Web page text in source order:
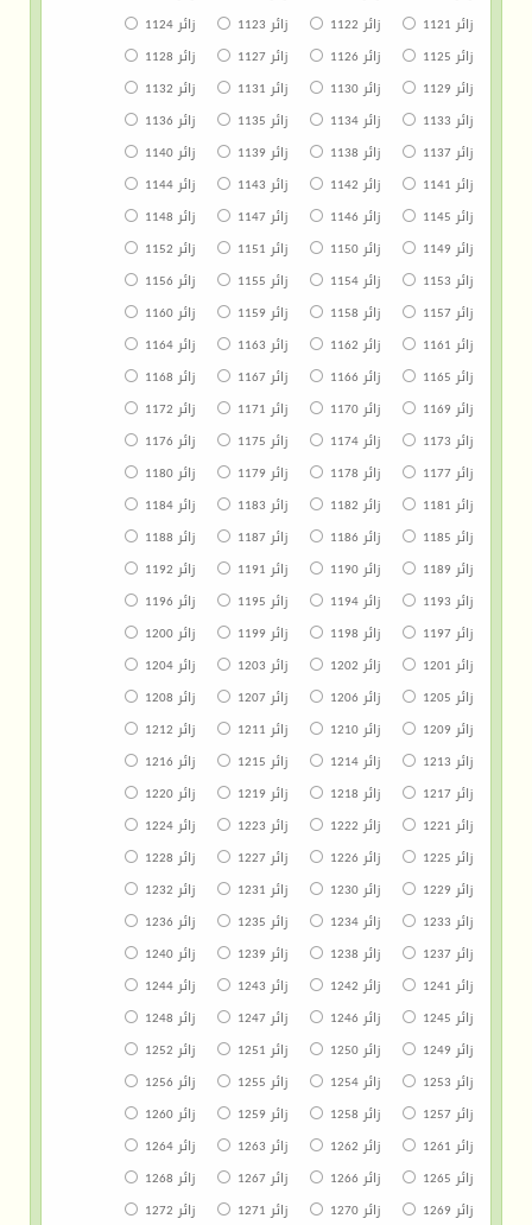
زائر 1121
زائر 1122 زائر 1123
زائر 1124
زائر 1125
زائر 1126 زائر 1127
زائر 1128
زائر 1129
زائر 1130 زائر 1131
زائر 1132
زائر 1133
زائر 1134 زائر 1135
زائر 1136
زائر 1137
زائر 1138 زائر 1139
زائر 1140
زائر 1141
زائر 1142 زائر 1143
زائر 1144
زائر 1145
زائر 1146 زائر 1147
زائر 1148
زائر 1149
زائر 1150 زائر 1151
زائر 1152
زائر 1153
زائر 1154 زائر 1155
زائر 1156
زائر 1157
زائر 1158 زائر 1159
زائر 1160
زائر 1161
زائر 1162 زائر 1163
زائر 1164
زائر 1165
زائر 1166 زائر 1167
زائر 1168
زائر 1169
زائر 1170 زائر 1171
زائر 1172
زائر 1173
زائر 1174 زائر 1175
زائر 1176
زائر 1177
زائر 1178 زائر 1179
زائر 1180
زائر 1181
زائر 1182 زائر 1183
زائر 1184
زائر 1185
زائر 1186 زائر 1187
زائر 1188
زائر 1189
زائر 1190 زائر 1191
زائر 1192
زائر 1193
زائر 1194 زائر 1195
زائر 1196
زائر 1197
زائر 1198 زائر 1199
زائر 1200
زائر 1201
زائر 1202 زائر 1203
زائر 1204
زائر 1205
زائر 1206 زائر 1207
زائر 1208
زائر 1209
زائر 1210 زائر 1211
زائر 1212
زائر 1213
زائر 1214 زائر 1215
زائر 1216
زائر 1217
زائر 1218 زائر 1219
زائر 1220
زائر 1221
زائر 1222 زائر 1223
زائر 1224
زائر 1225
زائر 1226 زائر 1227
زائر 1228
زائر 1229
زائر 1230 زائر 1231
زائر 1232
زائر 1233
زائر 1234 زائر 1235
زائر 1236
زائر 1237
زائر 1238 زائر 1239
زائر 1240
زائر 1241
زائر 1242 زائر 1243
زائر 1244
زائر 1245
زائر 1246 زائر 1247
زائر 1248
زائر 1249
زائر 1250 زائر 1251
زائر 1252
زائر 1253
زائر 1254 زائر 1255
زائر 1256
زائر 1257
زائر 1258 زائر 1259
زائر 1260
زائر 1261
زائر 1262 زائر 1263
زائر 1264
زائر 1265
زائر 1266 زائر 1267
زائر 1268
زائر 1269
زائر 1270 زائر 1271 زائر 1272